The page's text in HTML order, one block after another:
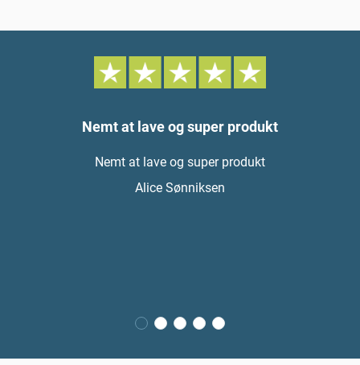
Nemt at lave og super produkt
Nemt at lave og super produkt
Alice Sønniksen